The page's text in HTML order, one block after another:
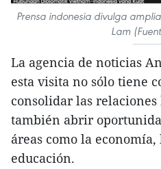
Prensa indonesia divulga
Lam
La agencia de noticias
esta visita no sólo tiene
consolidar las
también abrir
áreas como la
educación.